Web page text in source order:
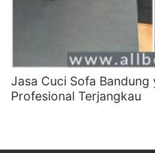
Jasa Cuci Sofa Bandung
Profesional Terjangkau